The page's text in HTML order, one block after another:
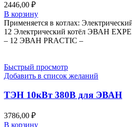
2446,00 ₽
В корзину
Применяется в котлах:
12 Электрический котёл ЭВАН
– 12 ЭВАН PRACTIC –
Быстрый просмотр
Добавить в список желаний
ТЭН 10кВт 380В для ЭВАН
3786,00 ₽
В корзину